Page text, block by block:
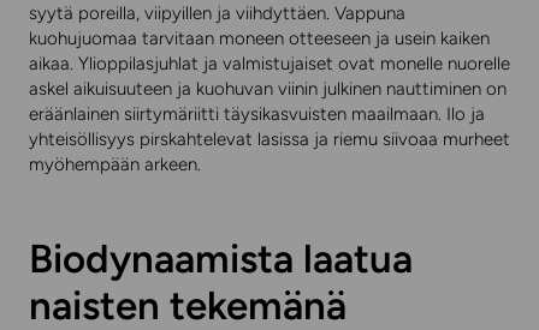
syytä poreilla, viipyillen ja viihdyttäen. Vappuna
kuohujuomaa tarvitaan moneen otteeseen ja usein kaiken
aikaa. Ylioppilasjuhlat ja valmistujaiset ovat monelle nuorelle
askel aikuisuuteen ja kuohuvan viinin julkinen nauttiminen on
eräänlainen siirtymäriitti täysikasvuisten maailmaan. Ilo ja
yhteisöllisyys pirskahtelevat lasissa ja riemu siivoaa murheet
myöhempään arkeen.
Biodynaamista laatua
naisten tekemänä